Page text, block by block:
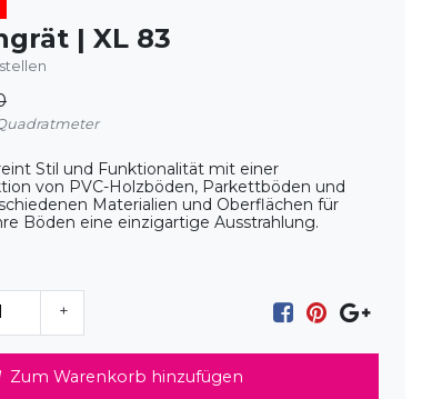
| XL 83
Stil und Funktionalität mit einer
von PVC-Holzböden, Parkettböden und
Materialien und Oberflächen für
Böden eine einzigartige Ausstrahlung.
+
Zum Warenkorb hinzufügen